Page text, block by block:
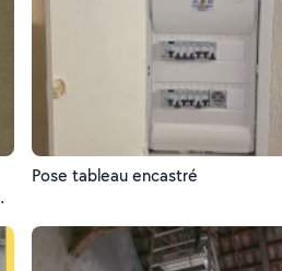
Pose tableau encastré